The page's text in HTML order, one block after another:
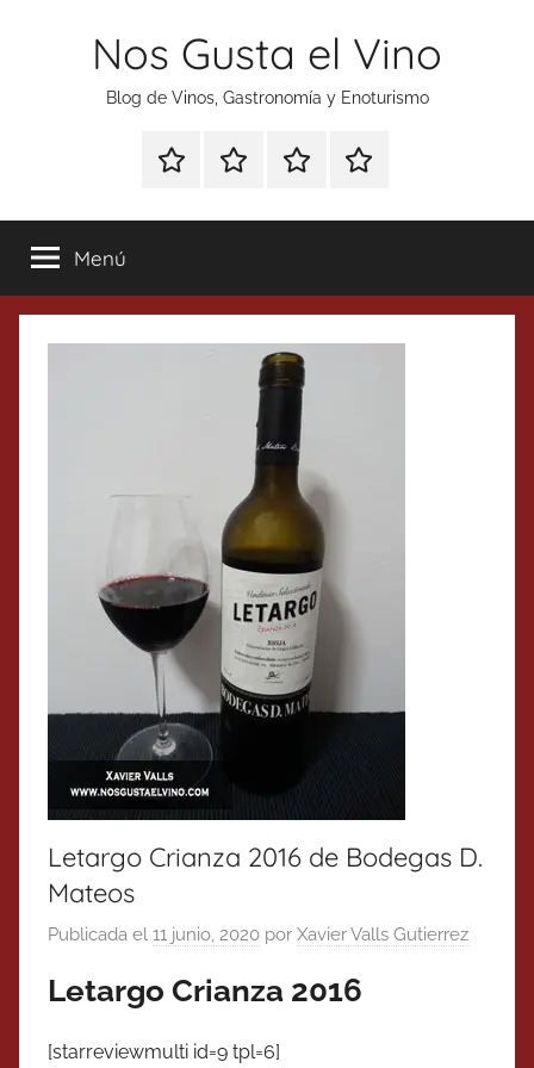
Nos Gusta el Vino
Blog de Vinos, Gastronomía y Enoturismo
Especial
Tonics
Enoturismo
Gastronomía
RankingContacto
Menú
Letargo Crianza 2016 de Bodegas D.
Mateos
Publicada el 11 junio, 2020 por Xavier Valls Gutierrez
Letargo Crianza 2016
[starreviewmulti id=9 tpl=6]